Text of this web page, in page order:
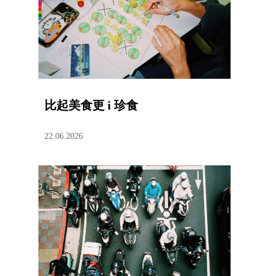
比起美食更 i 珍食
22.06.2026